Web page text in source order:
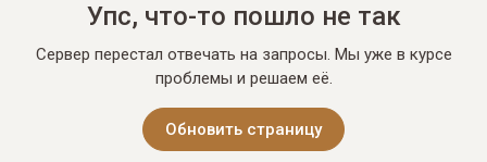
Упс, что-то пошло не так
Сервер перестал отвечать на запросы. Мы уже в курсе
проблемы и решаем её.
Обновить страницу